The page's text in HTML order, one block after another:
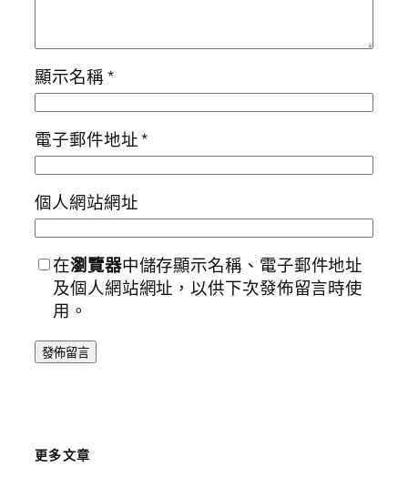
顯示名稱*
電子郵件地址*
個人網站網址
在瀏覽器中儲存顯示名稱、電子郵件地址
及個人網站網址，以供下次發佈留言時使
用。
更多文章